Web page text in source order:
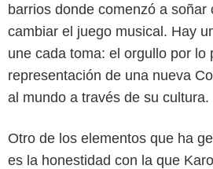
barrios donde comenzó a soñar
cambiar el juego musical. Hay
une cada toma: el orgullo por lo
representación de una nueva
al mundo a través de su cultura.
Otro de los elementos que ha
es la honestidad con la que
Netflix